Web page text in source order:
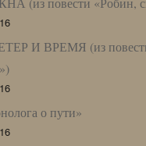
И ВРЕМЯ (из
о пути»